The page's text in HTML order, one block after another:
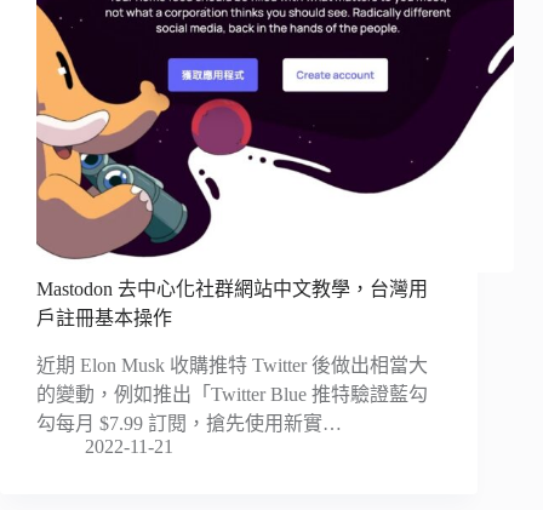
Mastodon 去中心化社群網站中文教學，台灣用
戶註冊基本操作
近期 Elon Musk 收購推特 Twitter 後做出相當大
的變動，例如推出「Twitter Blue 推特驗證藍勾
勾每月 $7.99 訂閱，搶先使用新實…
2022-11-21